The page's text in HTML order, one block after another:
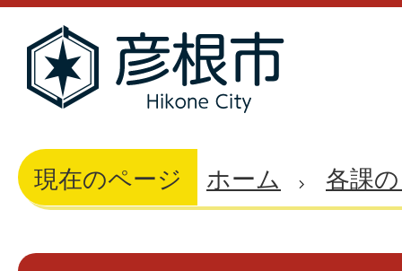
現在のページ ホーム 各課